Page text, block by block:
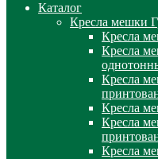
Каталог
Кресла мешки
Кресла
Кресла
Кресла
Кресла
Кресла
Кресла